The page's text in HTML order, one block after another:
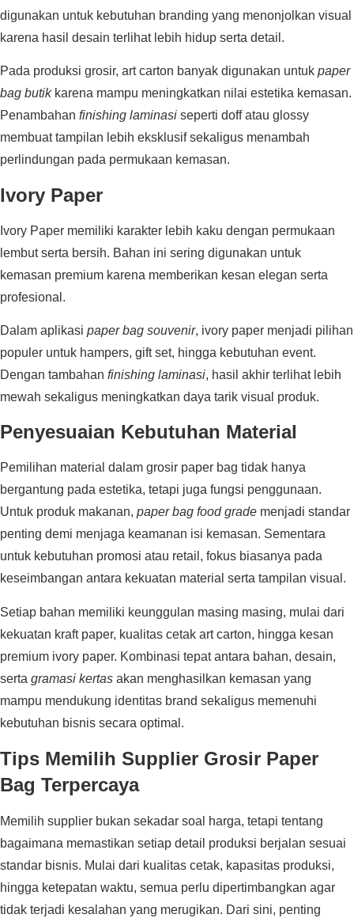
digunakan untuk kebutuhan branding yang menonjolkan visual
karena hasil desain terlihat lebih hidup serta detail.
Pada produksi grosir, art carton banyak digunakan untuk paper
bag butikkarena mampu meningkatkan nilai estetika kemasan.
Penambahan finishing laminasi seperti doff atau glossy
membuat tampilan lebih eksklusif sekaligus menambah
perlindungan pada permukaan kemasan.
Ivory Paper
Ivory Paper memiliki karakter lebih kaku dengan permukaan
lembut serta bersih. Bahan ini sering digunakan untuk
kemasan premium karena memberikan kesan elegan serta
profesional.
Dalam aplikasi paper bag souvenir, ivory paper menjadi pilihan
populer untuk hampers, gift set, hingga kebutuhan event.
Dengan tambahan finishing laminasi, hasil akhir terlihat lebih
mewah sekaligus meningkatkan daya tarik visual produk.
Penyesuaian Kebutuhan Material
Pemilihan material dalam grosir paper bag tidak hanya
bergantung pada estetika, tetapi juga fungsi penggunaan.
Untuk produk makanan, paper bag food grade menjadi standar
penting demi menjaga keamanan isi kemasan. Sementara
untuk kebutuhan promosi atau retail, fokus biasanya pada
keseimbangan antara kekuatan material serta tampilan visual.
Setiap bahan memiliki keunggulan masing masing, mulai dari
kekuatan kraft paper, kualitas cetak art carton, hingga kesan
premium ivory paper. Kombinasi tepat antara bahan, desain,
serta gramasi kertas akan menghasilkan kemasan yang
mampu mendukung identitas brand sekaligus memenuhi
kebutuhan bisnis secara optimal.
Tips Memilih Supplier Grosir Paper
Bag Terpercaya
Memilih supplier bukan sekadar soal harga, tetapi tentang
bagaimana memastikan setiap detail produksi berjalan sesuai
standar bisnis. Mulai dari kualitas cetak, kapasitas produksi,
hingga ketepatan waktu, semua perlu dipertimbangkan agar
tidak terjadi kesalahan yang merugikan. Dari sini, penting